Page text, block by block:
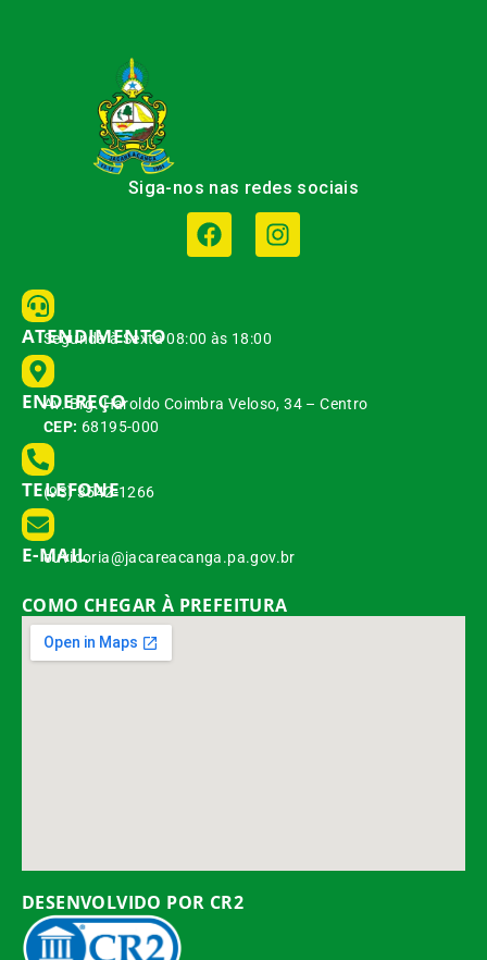
Siga-nos nas redes sociais
ATENDIMENTO
Segunda à Sexta 08:00 às 18:00
ENDEREÇO
Av. Brg. Haroldo Coimbra Veloso, 34 – Centro
CEP: 68195-000
TELEFONE
(93) 3542-1266
E-MAIL
ouvidoria@jacareacanga.pa.gov.br
COMO CHEGAR À PREFEITURA
DESENVOLVIDO POR CR2